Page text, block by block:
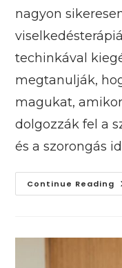
nagyon
techinkával
megtanulják,
magukat,
dolgozzák fel a
és a szorongás
Continue Reading